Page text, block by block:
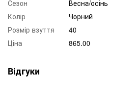
Сезон
Весна/осінь
Колір
Чорний
Розмір взуття
40
Ціна
865.00
Відгуки